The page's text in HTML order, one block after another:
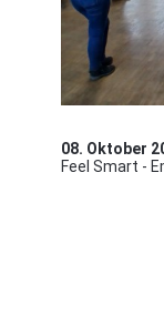
08. Oktober
Feel Smart -